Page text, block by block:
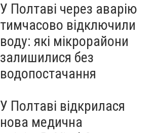
У Полтаві через аварію
тимчасово відключили
воду: які мікрорайони
залишилися без
водопостачання
У Полтаві відкрилася
нова медична